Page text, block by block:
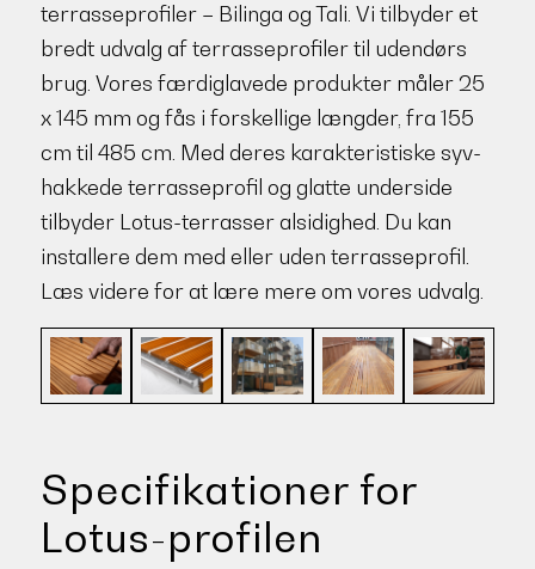
terrasseprofiler – Bilinga og Tali. Vi tilbyder et
bredt udvalg af terrasseprofiler til udendørs
brug. Vores færdiglavede produkter måler 25
x 145 mm og fås i forskellige længder, fra 155
cm til 485 cm. Med deres karakteristiske syv-
hakkede terrasseprofil og glatte underside
tilbyder Lotus-terrasser alsidighed. Du kan
installere dem med eller uden terrasseprofil.
Læs videre for at lære mere om vores udvalg.
Specifikationer for
Lotus-profilen